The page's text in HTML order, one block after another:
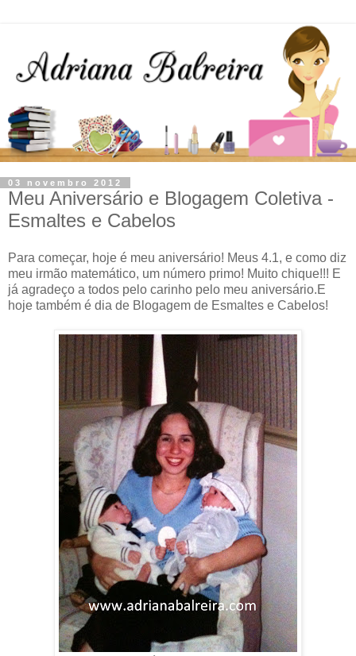
03 novembro 2012
Meu Aniversário e Blogagem Coletiva -
Esmaltes e Cabelos
Para começar, hoje é meu aniversário! Meus 4.1, e como diz
meu irmão matemático, um número primo! Muito chique!!! E
já agradeço a todos pelo carinho pelo meu aniversário.E
hoje também é dia de Blogagem de Esmaltes e Cabelos!